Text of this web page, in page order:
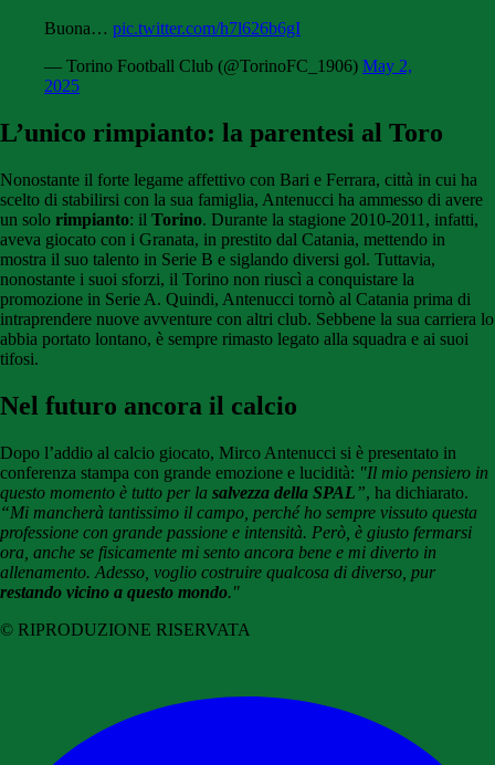
Buona… pic.twitter.com/h7l626b6gI
— Torino Football Club (@TorinoFC_1906) May 2,
2025
L’unico rimpianto: la parentesi al Toro
Nonostante il forte legame affettivo con Bari e Ferrara, città in cui ha
scelto di stabilirsi con la sua famiglia, Antenucci ha ammesso di avere
un solo rimpianto: il Torino. Durante la stagione 2010-2011, infatti,
aveva giocato con i Granata, in prestito dal Catania, mettendo in
mostra il suo talento in Serie B e siglando diversi gol. Tuttavia,
nonostante i suoi sforzi, il Torino non riuscì a conquistare la
promozione in Serie A. Quindi, Antenucci tornò al Catania prima di
intraprendere nuove avventure con altri club. Sebbene la sua carriera lo
abbia portato lontano, è sempre rimasto legato alla squadra e ai suoi
tifosi.
Nel futuro ancora il calcio
Dopo l’addio al calcio giocato, Mirco Antenucci si è presentato in
conferenza stampa con grande emozione e lucidità: "Il mio pensiero in
questo momento è tutto per la salvezza della SPAL”, ha dichiarato.
“Mi mancherà tantissimo il campo, perché ho sempre vissuto questa
professione con grande passione e intensità. Però, è giusto fermarsi
ora, anche se fisicamente mi sento ancora bene e mi diverto in
allenamento. Adesso, voglio costruire qualcosa di diverso, pur
restando vicino a questo mondo."
© RIPRODUZIONE RISERVATA